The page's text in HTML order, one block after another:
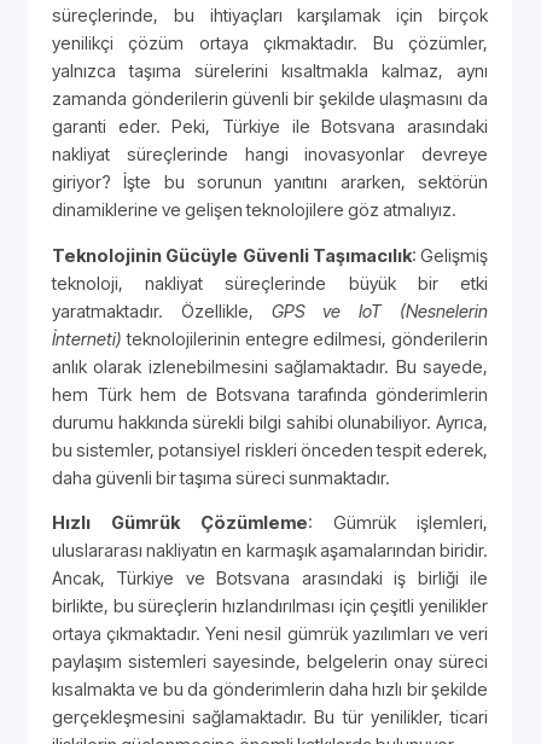
süreçlerinde, bu ihtiyaçları karşılamak için birçok
yenilikçi çözüm ortaya çıkmaktadır. Bu çözümler,
yalnızca taşıma sürelerini kısaltmakla kalmaz, aynı
zamanda gönderilerin güvenli bir şekilde ulaşmasını da
garanti eder. Peki, Türkiye ile Botsvana arasındaki
nakliyat süreçlerinde hangi inovasyonlar devreye
giriyor? İşte bu sorunun yanıtını ararken, sektörün
dinamiklerine ve gelişen teknolojilere göz atmalıyız.
Teknolojinin Gücüyle Güvenli Taşımacılık: Gelişmiş
teknoloji, nakliyat süreçlerinde büyük bir etki
yaratmaktadır. Özellikle, GPS ve IoT (Nesnelerin
İnterneti) teknolojilerinin entegre edilmesi, gönderilerin
anlık olarak izlenebilmesini sağlamaktadır. Bu sayede,
hem Türk hem de Botsvana tarafında gönderimlerin
durumu hakkında sürekli bilgi sahibi olunabiliyor. Ayrıca,
bu sistemler, potansiyel riskleri önceden tespit ederek,
daha güvenli bir taşıma süreci sunmaktadır.
Hızlı Gümrük Çözümleme: Gümrük işlemleri,
uluslararası nakliyatın en karmaşık aşamalarından biridir.
Ancak, Türkiye ve Botsvana arasındaki iş birliği ile
birlikte, bu süreçlerin hızlandırılması için çeşitli yenilikler
ortaya çıkmaktadır. Yeni nesil gümrük yazılımları ve veri
paylaşım sistemleri sayesinde, belgelerin onay süreci
kısalmakta ve bu da gönderimlerin daha hızlı bir şekilde
gerçekleşmesini sağlamaktadır. Bu tür yenilikler, ticari